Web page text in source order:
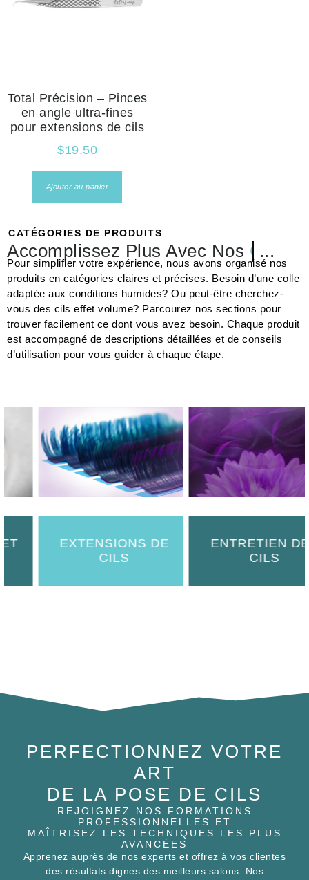
Total Précision – Pinces
en angle ultra-fines
pour extensions de cils
$19.50
Ajouter au panier
CATÉGORIES DE PRODUITS
Accomplissez Plus Avec Nos ...
Pour simplifier votre expérience, nous avons organisé nos
produits en catégories claires et précises. Besoin d’une colle
adaptée aux conditions humides? Ou peut-être cherchez-
vous des cils effet volume? Parcourez nos sections pour
trouver facilement ce dont vous avez besoin. Chaque produit
est accompagné de descriptions détaillées et de conseils
d’utilisation pour vous guider à chaque étape.
EXTENSIONS DE
CILS
ENTRETIEN DES
CILS
PERFECTIONNEZ VOTRE
ART
DE LA POSE DE CILS
REJOIGNEZ NOS FORMATIONS
PROFESSIONNELLES ET
MAÎTRISEZ LES TECHNIQUES LES PLUS
AVANCÉES
Apprenez auprès de nos experts et offrez à vos clientes
des résultats dignes des meilleurs salons. Nos